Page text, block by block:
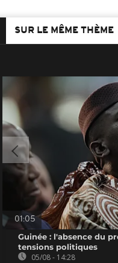
SUR LE MÊME THÈME
01:05
Guinée : l'absence du
tensions politiques
05/08 - 14:28